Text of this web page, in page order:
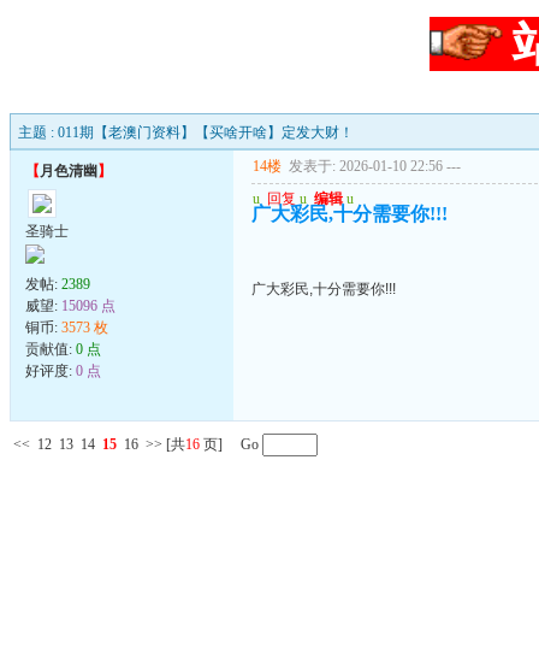
主题 : 011期【老澳门资料】【买啥开啥】定发大财！
【月色清幽 】
圣骑士
发帖: 2389
威望: 15096 点
铜币: 3573 枚
贡献值: 0 点
好评度: 0 点
14楼 发表于: 2026-01-10 22:56 ---
u 回复 u 编辑 u
广大彩民,十分需要你!!!
广大彩民,十分需要你!!!
<< 12 13 14 15 16 >> [共16 页] Go